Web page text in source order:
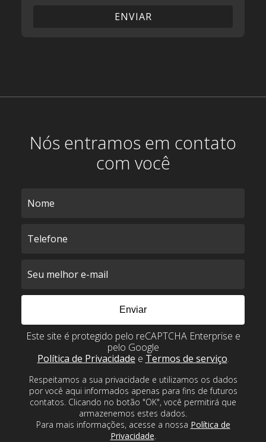
Nós entramos em contato
com você
Este site é protegido pelo reCAPTCHA Enterprise e
pelo Google
Política de Privacidade e Termos de serviço.
Respeitamos a sua privacidade e utilizamos os dados
por você aqui informados apenas para fins de futuros
contatos. Clicando no botão "OK", você permitirá que
armazenemos estes dados.
Para mais informações, acesse a nossa Política de
Privacidade